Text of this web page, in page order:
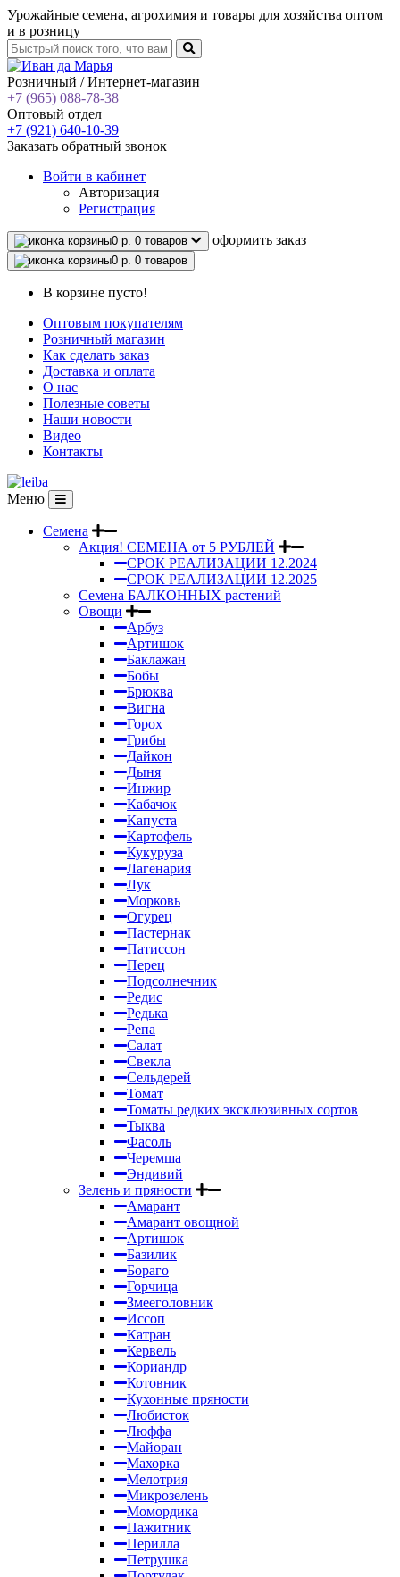
Урожайные семена, агрохимия и товары для хозяйства оптом
и в розницу
Розничный / Интернет-магазин
+7 (965) 088-78-38
Оптовый отдел
+7 (921) 640-10-39
Заказать обратный звонок
Войти в кабинет
Авторизация
Регистрация
0 р. 0 товаров oформить заказ
0 р. 0 товаров
В корзине пусто!
Оптовым покупателям
Розничный магазин
Как сделать заказ
Доставка и оплата
О нас
Полезные советы
Наши новости
Видео
Контакты
Меню
Семена
Акция! СЕМЕНА от 5 РУБЛЕЙ
СРОК РЕАЛИЗАЦИИ 12.2024
СРОК РЕАЛИЗАЦИИ 12.2025
Семена БАЛКОННЫХ растений
Овощи
Арбуз
Артишок
Баклажан
Бобы
Брюква
Вигна
Горох
Грибы
Дайкон
Дыня
Инжир
Кабачок
Капуста
Картофель
Кукуруза
Лагенария
Лук
Морковь
Огурец
Пастернак
Патиссон
Перец
Подсолнечник
Редис
Редька
Репа
Салат
Свекла
Сельдерей
Томат
Томаты редких эксклюзивных сортов
Тыква
Фасоль
Черемша
Эндивий
Зелень и пряности
Амарант
Амарант овощной
Артишок
Базилик
Бораго
Горчица
Змееголовник
Иссоп
Катран
Кервель
Кориандр
Котовник
Кухонные пряности
Любисток
Люффа
Майоран
Махорка
Мелотрия
Микрозелень
Момордика
Пажитник
Перилла
Петрушка